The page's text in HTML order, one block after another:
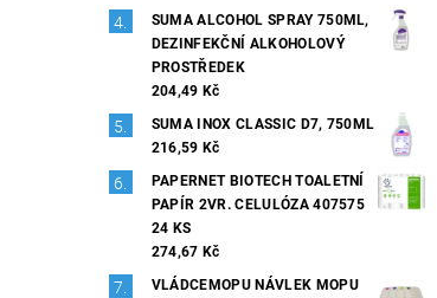
SUMA ALCOHOL SPRAY 750ML,
DEZINFEKČNÍ ALKOHOLOVÝ
PROSTŘEDEK
204,49 Kč
SUMA INOX CLASSIC D7, 750ML
216,59 Kč
PAPERNET BIOTECH TOALETNÍ
PAPÍR 2VR. CELULÓZA 407575
24 KS
274,67 Kč
VLÁDCEMOPU NÁVLEK MOPU